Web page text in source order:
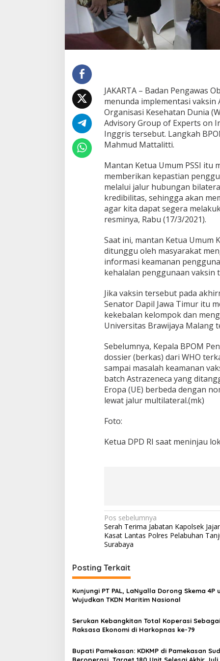
t
i
a
g
g
u
n
a
a
n
a
k
s
i
n
A
s
a
z
a
n
e
a
A
s
a
n
g
g
r
i
s
JAKARTA – Badan Pengawas
menunda implementasi
Organisasi Kesehatan Dunia
Advisory Group of Experts on
Inggris tersebut. Langkah
Mahmud Mattalitti.
Mantan Ketua Umum PSSI itu
memberikan kepastian
melalui jalur hubungan
kredibilitas, sehingga akan
agar kita dapat segera
resminya, Rabu (17/3/2021).
Saat ini, mantan Ketua Umum
ditunggu oleh masyarakat
informasi keamanan
kehalalan penggunaan vaksin
Jika vaksin tersebut pada
Senator Dapil Jawa Timur itu
kekebalan kelompok dan
Universitas Brawijaya Malang
Sebelumnya, Kepala BPOM
dossier (berkas) dari WHO
sampai masalah keamanan
batch Astrazeneca yang
Eropa (UE) berbeda dengan
lewat jalur multilateral.(mk)
Foto:
Ketua DPD RI saat meninjau
N
a
v
i
g
a
s
i
p
Pos sebelumnya
Serah Terima Jabatan Kapolsek
Kasat Lantas Polres Pelabuhan
Surabaya
Posting Terkait
Kunjungi PT PAL, LaNyalla Dorong Skema 4P
Wujudkan TKDN Maritim Nasional
Serukan Kebangkitan Total Koperasi Sebagai
Raksasa Ekonomi di Harkopnas ke-79
Bupati Pamekasan: KDKMP di Pamekasan